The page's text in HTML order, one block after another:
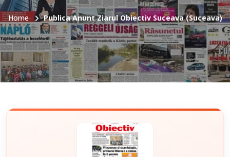
Home Publica Anunt Ziarul Obiectiv Suceava (Suceava)